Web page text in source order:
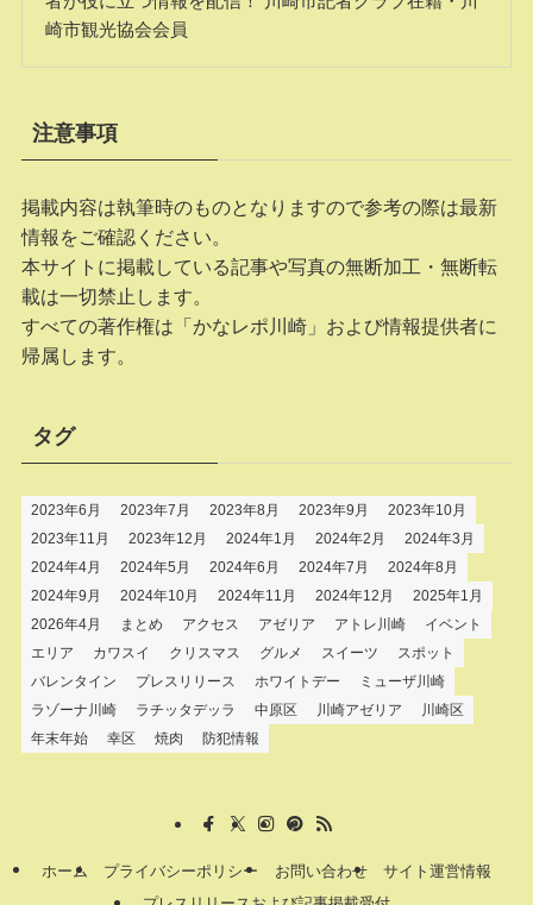
崎市観光協会会員
注意事項
掲載内容は執筆時のものとなりますので参考の際は最新
情報をご確認ください。
本サイトに掲載している記事や写真の無断加工・無断転
載は一切禁止します。
すべての著作権は「かなレポ川崎」および情報提供者に
帰属します。
タグ
2023年6月 2023年7月 2023年8月 2023年9月
2023年10月
2023年11月
2023年12月 2024年1月 2024年2月
2024年3月
2024年4月
2024年5月 2024年6月 2024年7月
2024年8月
2024年9月
2024年10月 2024年11月 2024年12月
2025年1月
2026年4月
まとめ アクセス アゼリア アトレ川崎
イベント
エリア
カワスイ クリスマス グルメ スイーツ
スポット
バレンタイン
プレスリリース ホワイトデー
ミューザ川崎
ラゾーナ川崎
ラチッタデッラ 中原区 川崎アゼリア
川崎区
年末年始
幸区 焼肉 防犯情報
ホーム プライバシーポリシー お問い合わせ
サイト運営情報